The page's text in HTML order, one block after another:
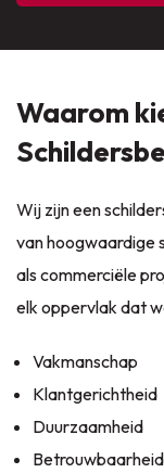
Waarom
Wij zijn een
van hoogwaardige
als commerciële
elk oppervlak dat
Vakmanschap
Klantgerichtheid
Duurzaamheid
Betrouwbaarheid